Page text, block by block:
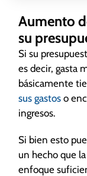
Aumento
su
Si su
es decir, gasta
básicamente
sus gastos o
ingresos.
Si bien esto
un hecho que
enfoque